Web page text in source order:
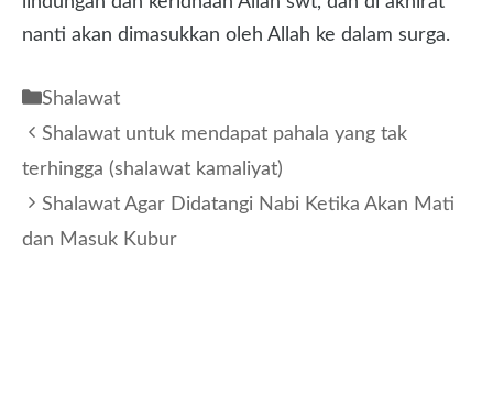
nanti akan dimasukkan oleh Allah ke dalam surga.
Kategori
Shalawat
Shalawat untuk mendapat pahala yang tak
terhingga (shalawat kamaliyat)
Shalawat Agar Didatangi Nabi Ketika Akan Mati
dan Masuk Kubur